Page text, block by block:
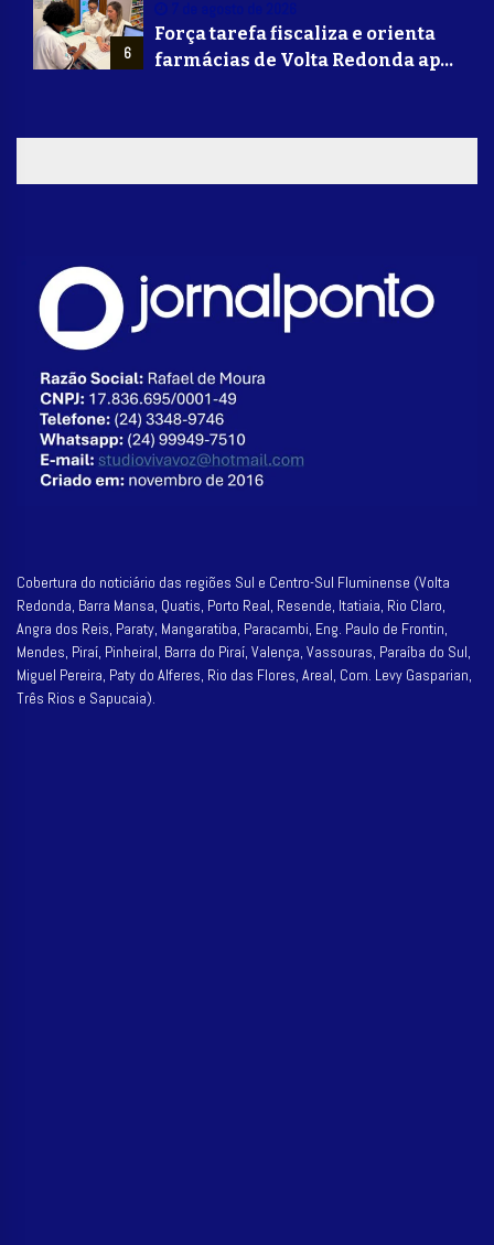
6
Força tarefa fiscaliza e orienta
farmácias de Volta Redonda após
Cobertura do noticiário das regiões Sul e Centro-Sul Fluminense (Volta
Redonda, Barra Mansa, Quatis, Porto Real, Resende, Itatiaia, Rio Claro,
Angra dos Reis, Paraty, Mangaratiba, Paracambi, Eng. Paulo de Frontin,
Mendes, Piraí, Pinheiral, Barra do Piraí, Valença, Vassouras, Paraíba do Sul,
Miguel Pereira, Paty do Alferes, Rio das Flores, Areal, Com. Levy Gasparian,
Três Rios e Sapucaia).